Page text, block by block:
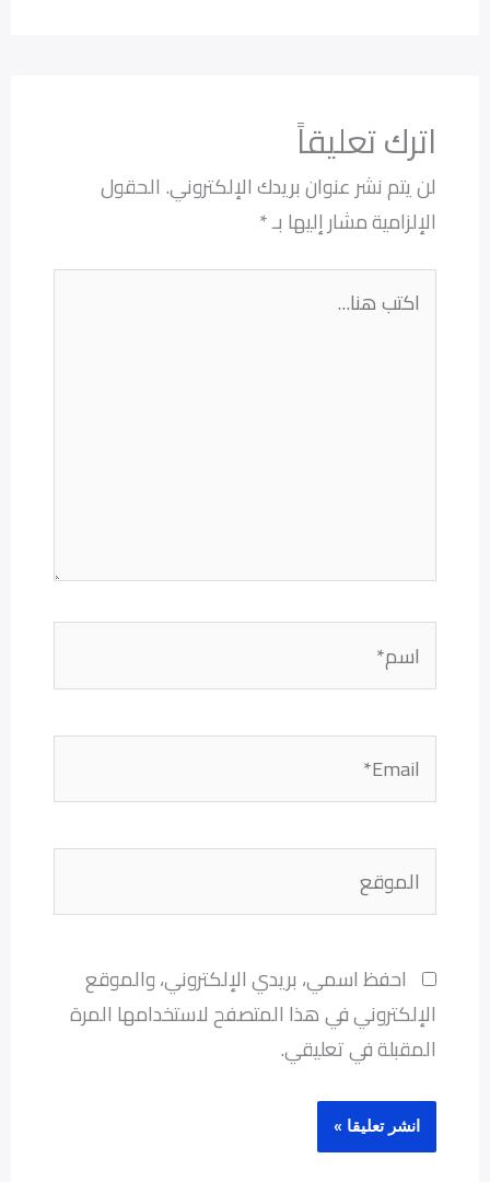
اترك تعليقاً
لن يتم نشر عنوان بريدك الإلكتروني. الحقول
الإلزامية مشار إليها بـ*
هنا...
الموقع
احفظ اسمي، بريدي الإلكتروني، والموقع
الإلكتروني في هذا المتصفح لاستخدامها المرة
المقبلة في تعليقي.